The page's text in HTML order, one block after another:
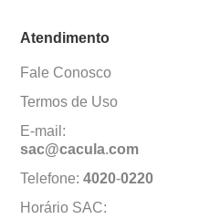
Atendimento
Fale Conosco
Termos de Uso
E-mail:
sac@cacula.com
Telefone: 4020-0220
Horário SAC: